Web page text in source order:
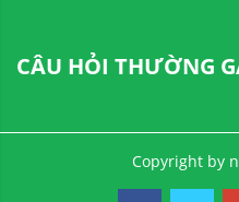
CÂU HỎI THƯỜNG
Copyright by